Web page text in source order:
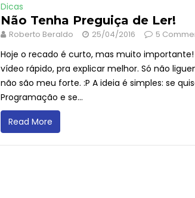
Dicas
Não Tenha Preguiça de Ler!
Roberto Beraldo 25/04/2016 5
Hoje o recado é curto, mas muito
vídeo rápido, pra explicar melhor. Só não
não são meu forte. :P A ideia é simples: se
Programação e se...
Read More